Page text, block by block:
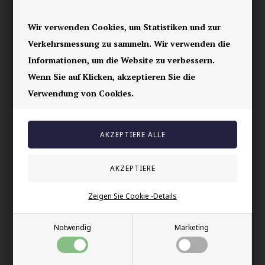
Wir verwenden Cookies, um Statistiken und zur
Verkehrsmessung zu sammeln. Wir verwenden die
Informationen, um die Website zu verbessern.
Wenn Sie auf Klicken, akzeptieren Sie die
Verwendung von Cookies.
Notwendig Marketing
Zeigen Sie Cookie -Details
Ihre Sicherheit
Vorrätig
E-mark webshop
100% nikkelfrei schmuck
Andere auch gekauft